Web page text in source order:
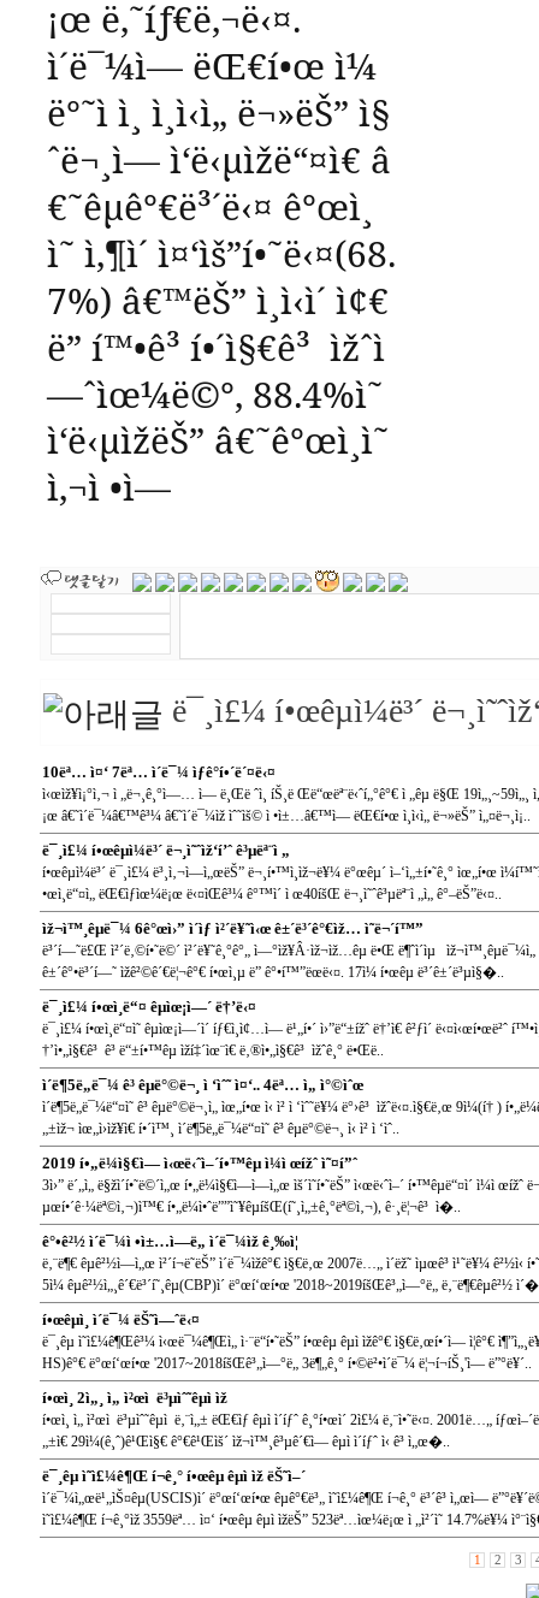
¡œ ë‚˜íƒ€ë‚¬ë‹¤.
ì´ë¯¼ì— ëŒ€í•œ ì¼
ë°˜ì ì¸ ì¸ì‹ì„ ë¬»ëŠ” ì§
ˆë¬¸ì—ì‘ë‹µìžë“¤ì€ â
€˜êµ­ê°€ë³´ë‹¤ ê°œì¸
ì˜ ì‚¶ì´ ì¤‘ìš”í•˜ë‹¤(68.
7%) â€™ëŠ” ì¸ì‹ì´ ì¢€
ë” í™•ê³ í•´ì§€ê³ ìžˆì
—ˆìœ¼ë©°, 88.4%ì˜
ì‘ë‹µìžëŠ” â€˜ê°œì¸ì˜
ì‚¬ì •ì—
ë¯¸ì£¼ í•œêµ­ì¼ë³´
10ëª… ì¤‘ 7ëª… ì´ë¯¼ ìƒê°í•´ë´¤ë‹¤
ì‹œìž¥ì¡°ì‚¬ ì „ë¬¸ê¸°ì—… ì— ë¸Œë ˆì¸ íŠ¸ë Œë“œëª¨ë‹ˆí„°ê°€ ì „êµ­ ë§Œ 19ì„¸~59ì„¸
¡œ â€˜ì´ë¯¼â€™ê³¼ â€˜ì´ë¯¼ìž ìˆ˜ìš© ì •ì±…â€™ì— ëŒ€í•œ ì¸ì‹ì„ ë¬»ëŠ” ì„¤ë¬¸ì¡..
ë¯¸ì£¼ í•œêµ­ì¼ë³´ ë¬¸ì˜ˆìž‘í’ˆ ê³µëª¨ì „
í•œêµ­ì¼ë³´ ë¯¸ì£¼ ë³¸ì‚¬ì—ì„œëŠ” ë¬¸í•™ì¸ìž¬ë¥¼ ë°œêµ´ ì–‘ì„±í•˜ê¸° ìœ„í•œ
•œì¸ë“¤ì„ ëŒ€ìƒìœ¼ë¡œ ë‹¤ìŒê³¼ ê°™ì´ ì œ40íšŒ ë¬¸ì˜ˆê³µëª¨ì „ì„ ê°–ëŠ”ë‹¤..
ìž¬ì™¸êµ­ë¯¼ 6ê°œì›” ì´ìƒ ì²´ë¥˜ì‹œ ê±´ë³´ê°€ìž… ì˜ë¬´í™”
ë³´í—˜ë£Œ ì²´ë‚©í•˜ë©´ ì²´ë¥˜ê¸°ê°„ ì—°ìž¥Â·ìž¬ìž…êµ­ ë•Œ ë¶ˆì´ìµ
ê±´ê°•ë³´í—˜ ìžê²©ê´€ë¦¬ê°€ í•œì¸µ ë” ê°•í™”ëœë‹¤. 17ì¼ í•œêµ­ ë³´ê±´ë³µì§�..
ë¯¸ì£¼ í•œì¸ë“¤ êµìœ¡ì—´ ë†’ë‹¤
ë¯¸ì£¼ í•œì¸ë“¤ì˜ êµìœ¡ì—´ì´ íƒ€ì¸ì¢…ì— ë¹„í•´ ì›”ë“±ížˆ ë†’ì€ ê²ƒì´ ë‹¤ì‹œí•œë²ˆ
†’ì•„ì§€ê³ ê³ ë“±í•™êµ ìží‡´ìœ¨ì€ ë‚®ì•„ì§€ê³ ìžˆê¸° ë•Œë..
ì´ë¶5ë„ë¯¼ ê³ êµ­ë°©ë¬¸ ì ‘ìˆ˜ ì¤‘.. 4ëª… ì„ ì°©ìˆœ
ì´ë¶5ë„ë¯¼ë“¤ì˜ ê³ êµ­ë°©ë¬¸ì„ ìœ„í•œ ì‹ ì²­ ì ‘ìˆ˜ë¥¼ ë°›ê³ ìžˆë‹¤.ì§€ë‚œ 9ì¼(í† )
„±ìž¬ ìœ„ì›ìž¥ì€ í•´ì™¸ ì´ë¶5ë„ë¯¼ë“¤ì˜ ê³ êµ­ë°©ë¬¸ ì‹ ì²­ ì ‘ìˆ..
2019 í•„ë¼ì§€ì—­ ì‹œë‹ˆì–´í•™êµ ì¼ì œížˆ ì˜¤í”ˆ
3ì›” ë´„ì„ ë§žì´í•˜ë©´ì„œ í•„ë¼ì§€ì—­ì—ì„œ ìš´ì˜í•˜ëŠ” ì‹œë‹ˆì–´ í•™êµë“¤ì´ ì¼ì
µœí•´ê·¼ëª©ì‚¬)ì™€ í•„ë¼ì•ˆë””ì˜¥êµíšŒ(í˜¸ì„±ê¸°ëª©ì‚¬), ê·¸ë¦¬ê³ ì�..
ê°•ê²½ ì´ë¯¼ì •ì±…ì—ë„ ì´ë¯¼ìž ê¸‰ì¦
ë‚¨ë¶€ êµ­ê²½ì—ì„œ ì²´í¬ë˜ëŠ” ì´ë¯¼ìžê°€ ì§€ë‚œ 2007ë…„ ì´ëž˜ ìµœê³ ì¹˜ë¥¼ ê²½ì‹
5ì¼ êµ­ê²½ì„¸ê´€ë³´í˜¸êµ­(CBP)ì´ ë°œí‘œí•œ '2018~2019íšŒê³„ì—°ë„ ë‚¨ë¶€êµ­ê²½
í•œêµ­ì¸ ì´ë¯¼ ëŠ˜ì—ˆë‹¤
ë¯¸êµ­ ì˜ì£¼ê¶Œê³¼ ì‹œë¯¼ê¶Œì„ ì·¨ë“í•˜ëŠ” í•œêµ­ êµ­ì ìžê°€ ì§€ë‚œí•´ì— ì¦ê°€
HS)ê°€ ë°œí‘œí•œ '2017~2018íšŒê³„ì—°ë„ 3ë¶„ê¸° í•©ë²•ì´ë¯¼ ë¦¬í¬íŠ¸'ì— ë”°ë¥´..
í•œì¸ 2ì„¸ ì„ ì²œì  ë³µìˆ˜êµ­ì ìž
í•œì¸ ì„ ì²œì  ë³µìˆ˜êµ­ì  ë‚¨ì„± ëŒ€ìƒ êµ­ì ì´íƒˆ ê¸°í•œì´ 2ì£¼ ë‚¨ì•˜ë‹¤. 2001ë…„
„±ì€ 29ì¼(ê¸ˆ)ê¹Œì§€ ê°€ê¹Œìš´ ìž¬ì™¸ê³µê´€ì— êµ­ì ì´íƒˆ ì‹ ê³ ì„œ�..
ë¯¸êµ­ ì˜ì£¼ê¶Œ í¬ê¸° í•œêµ­ êµ­ì ìž ëŠ˜ì–´
ì´ë¯¼ì„œë¹„ìŠ¤êµ­(USCIS)ì´ ë°œí‘œí•œ êµ­ê°€ë³„ ì˜ì£¼ê¶Œ í¬ê¸° ë³´ê³ ì„œì—
ì˜ì£¼ê¶Œ í¬ê¸°ìž 3559ëª… ì¤‘ í•œêµ­ êµ­ì ìžëŠ” 523ëª…ìœ¼ë¡œ ì „ì²´ì˜ 14.7%ë¥¼
1 2 3